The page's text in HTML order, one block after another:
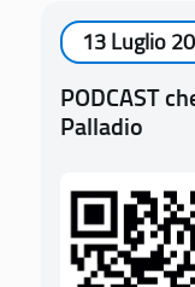
13 Luglio
PODCAST
Palladio